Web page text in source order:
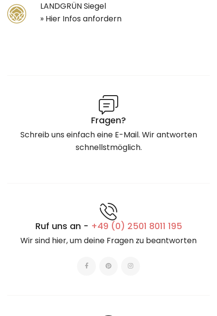
LANDGRÜN Siegel
» Hier Infos anfordern
Fragen?
Schreib uns einfach eine E-Mail. Wir antworten
schnellstmöglich.
Ruf uns an - +49 (0) 2501 8011 195
Wir sind hier, um deine Fragen zu beantworten